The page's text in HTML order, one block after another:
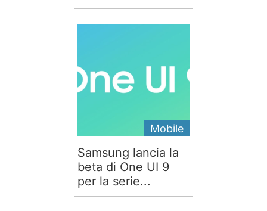
Mobile
Samsung lancia la
beta di One UI 9
per la serie...